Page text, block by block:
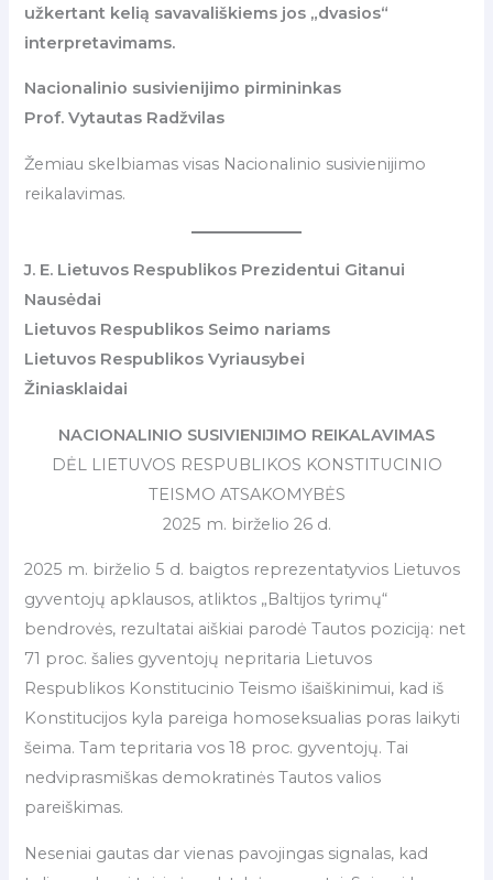
užkertant kelią savavališkiems jos „dvasios“
interpretavimams.
Nacionalinio susivienijimo pirmininkas
Prof. Vytautas Radžvilas
Žemiau skelbiamas visas Nacionalinio susivienijimo
reikalavimas.
J. E. Lietuvos Respublikos Prezidentui Gitanui
Nausėdai
Lietuvos Respublikos Seimo nariams
Lietuvos Respublikos Vyriausybei
Žiniasklaidai
NACIONALINIO SUSIVIENIJIMO REIKALAVIMAS
DĖL LIETUVOS RESPUBLIKOS KONSTITUCINIO
TEISMO ATSAKOMYBĖS
2025 m. birželio 26 d.
2025 m. birželio 5 d. baigtos reprezentatyvios Lietuvos
gyventojų apklausos, atliktos „Baltijos tyrimų“
bendrovės, rezultatai aiškiai parodė Tautos poziciją: net
71 proc. šalies gyventojų nepritaria Lietuvos
Respublikos Konstitucinio Teismo išaiškinimui, kad iš
Konstitucijos kyla pareiga homoseksualias poras laikyti
šeima. Tam tepritaria vos 18 proc. gyventojų. Tai
nedviprasmiškas demokratinės Tautos valios
pareiškimas.
Neseniai gautas dar vienas pavojingas signalas, kad